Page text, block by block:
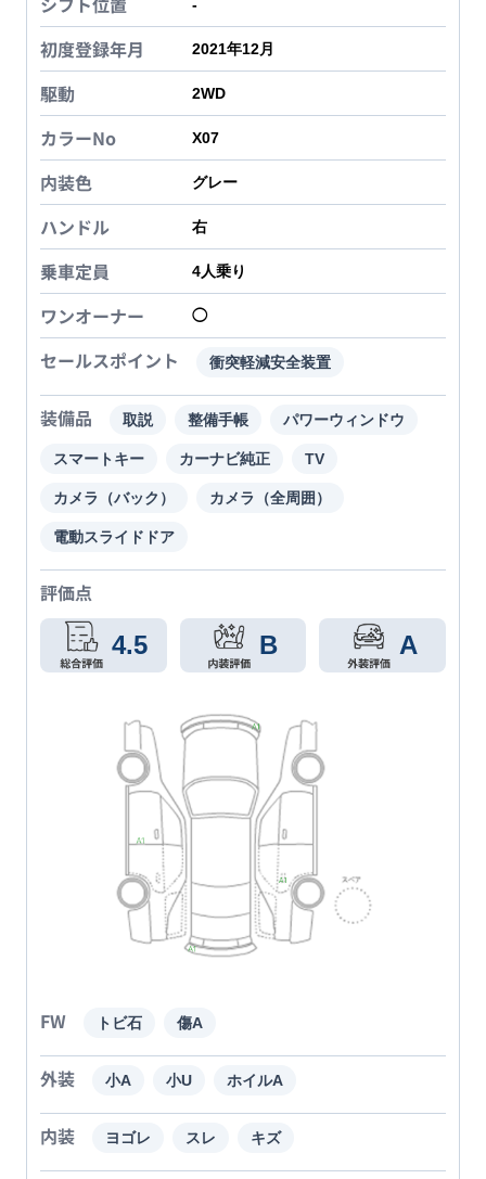
-
初度登録年月 2021年12月
駆動 2WD
カラーNo X07
内装色 グレー
ハンドル 右
乗車定員 4人乗り
ワンオーナー ◯
セールスポイント 衝突軽減安全装置
装備品 取説 整備手帳 パワーウィンドウ
スマートキー カーナビ純正 TV
カメラ（バック） カメラ（全周囲）
電動スライドドア
評価点
4.5 B A
FW トビ石 傷A
外装 小A 小U ホイルA
内装 ヨゴレ スレ キズ